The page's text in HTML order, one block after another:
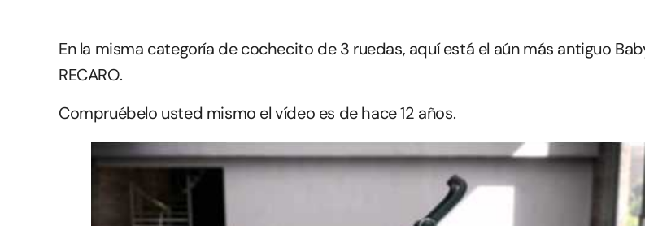
En la misma categoría de cochecito de 3 ruedas, aquí está el aún más antiguo
RECARO.
Compruébelo usted mismo el vídeo es de hace 12 años.